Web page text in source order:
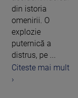
din istoria
omenirii. O
explozie
puternică a
distrus, pe ...
Citeste mai mult
›